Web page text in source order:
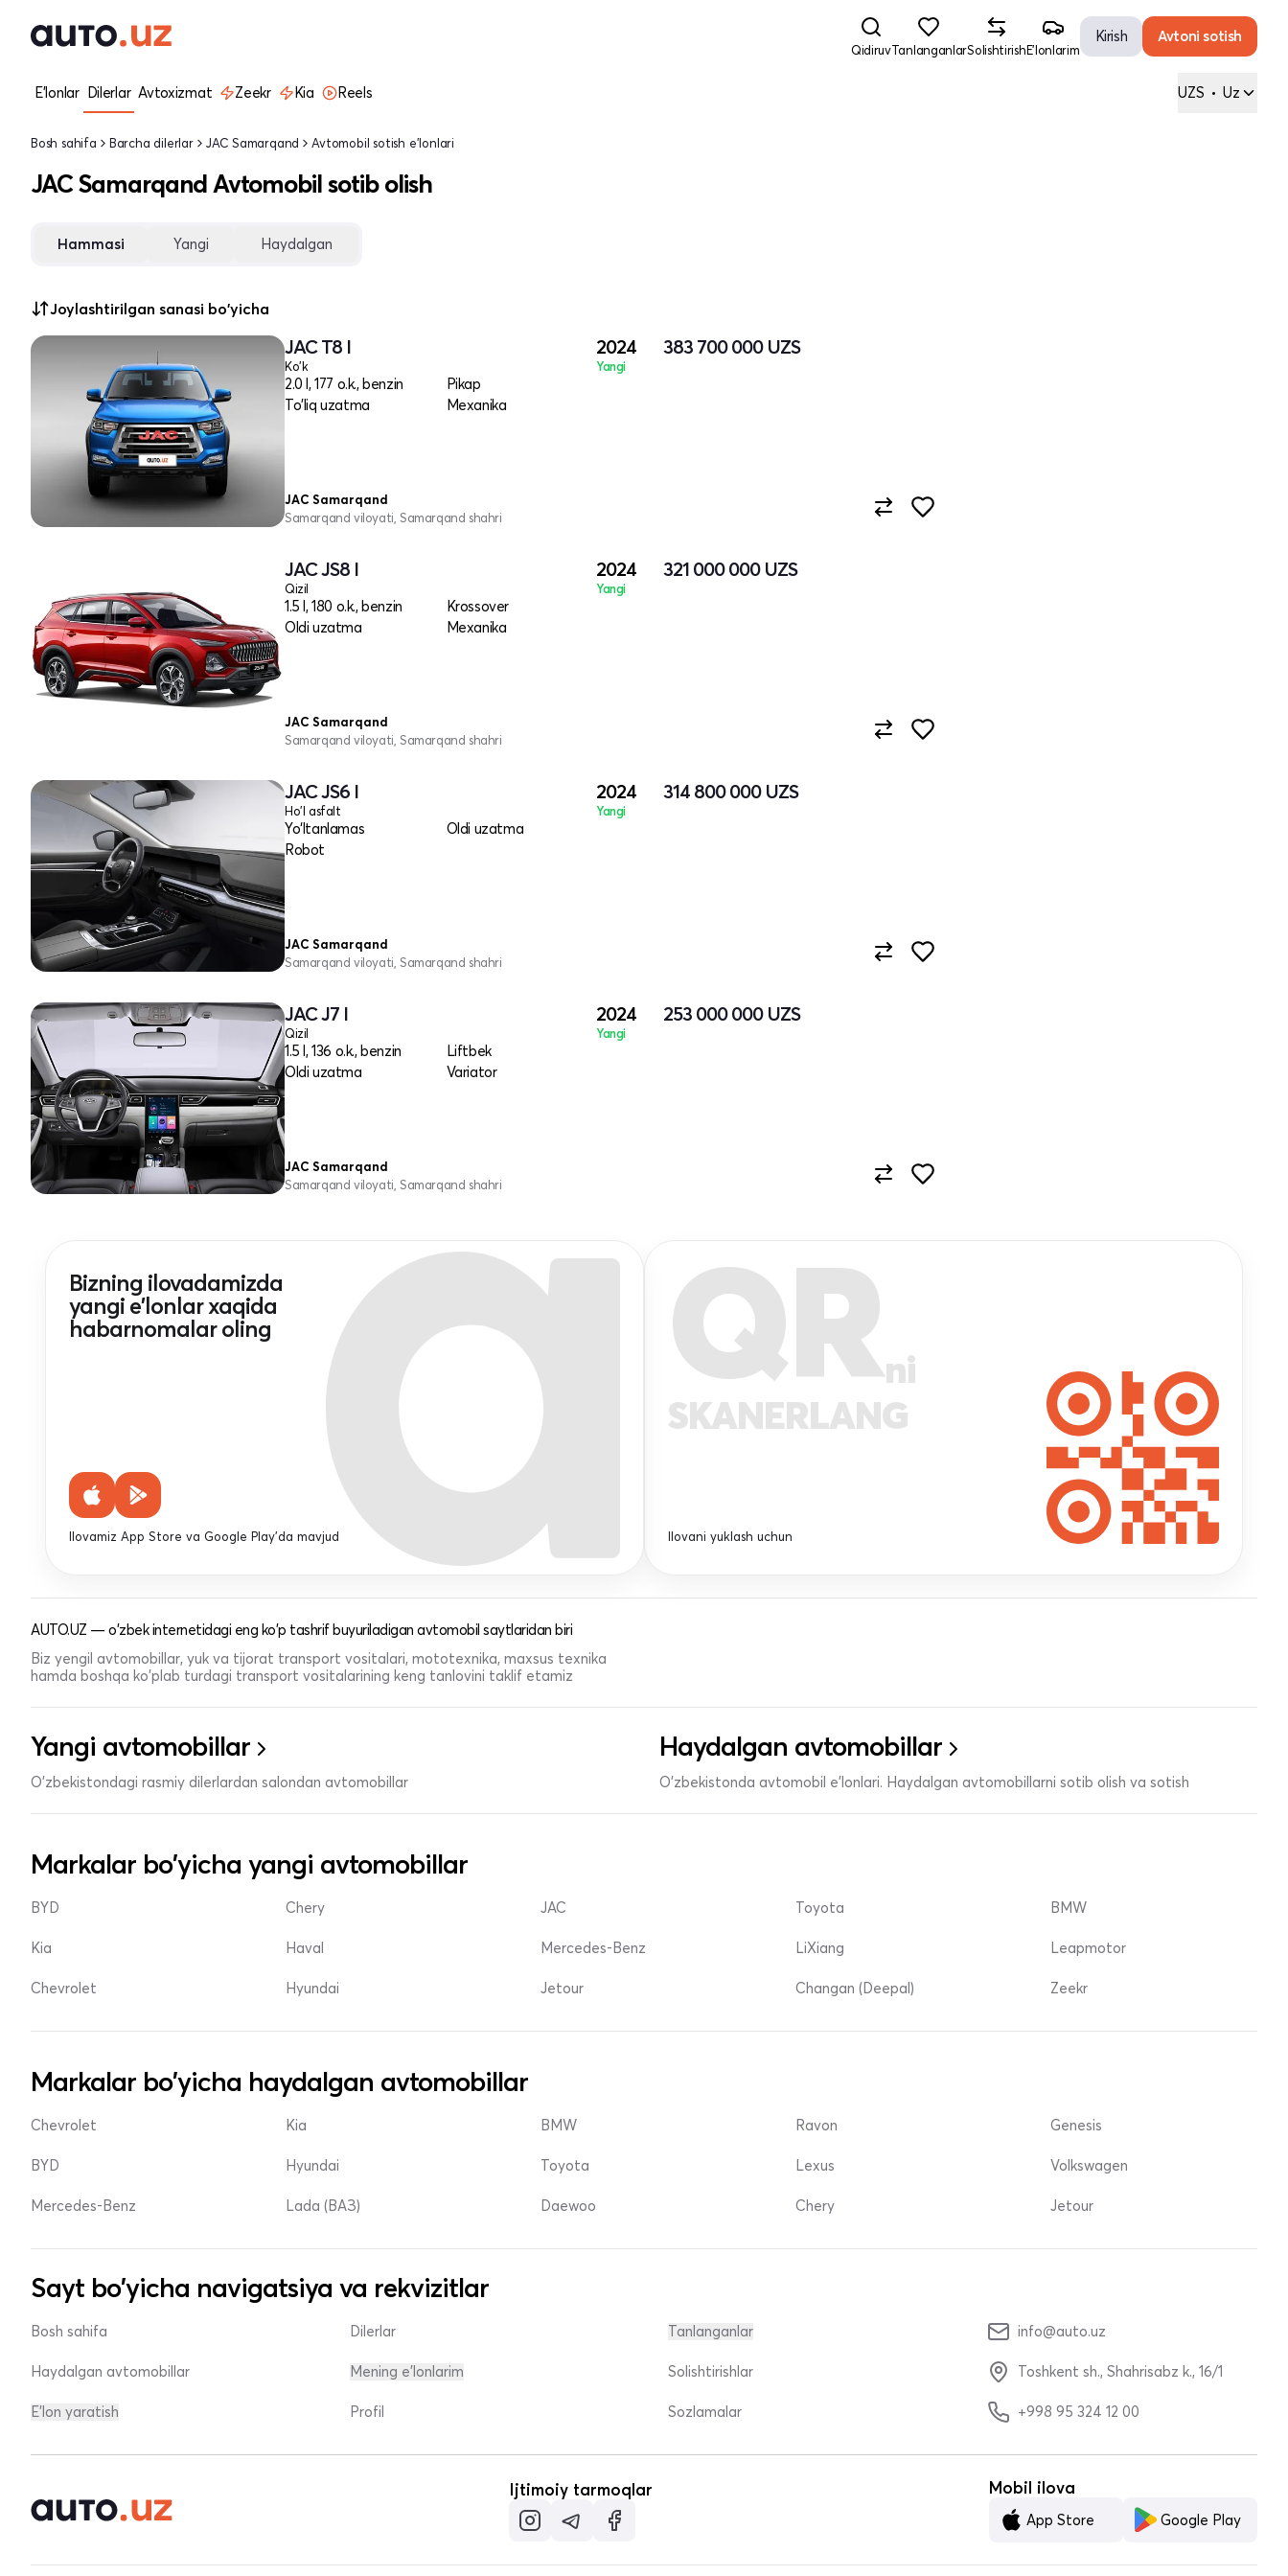
QidiruvTanlanganlarSolishtirishE'lonlarim
Kirish Avtoni sotish
E'lonlar Dilerlar Avtoxizmat Zeekr Kia Reels UZS • Uz
Bosh sahifa Barcha dilerlar JAC Samarqand Avtomobil sotish e'lonlari
JAC Samarqand Avtomobil sotib olish
Hammasi Yangi Haydalgan
Joylashtirilgan sanasi bo'yicha
JAC T8 I
Ko'k
2.0 l, 177 o.k., benzin
Pikap
To'liq uzatma
Mexanika
2024
Yangi
383 700 000 UZS
JAC Samarqand
Samarqand viloyati, Samarqand shahri
JAC JS8 I
Qizil
1.5 l, 180 o.k., benzin
Krossover
Oldi uzatma
Mexanika
2024
Yangi
321 000 000 UZS
JAC Samarqand
Samarqand viloyati, Samarqand shahri
JAC JS6 I
Ho'l asfalt
Yo‘ltanlamas
Oldi uzatma
Robot
2024
Yangi
314 800 000 UZS
JAC Samarqand
Samarqand viloyati, Samarqand shahri
JAC J7 I
Qizil
1.5 l, 136 o.k., benzin
Liftbek
Oldi uzatma
Variator
2024
Yangi
253 000 000 UZS
JAC Samarqand
Samarqand viloyati, Samarqand shahri
Bizning ilovadamizda
yangi e'lonlar xaqida
habarnomalar oling
Ilovamiz App Store va Google Play'da mavjud
QRni
SKANERLANG
Ilovani yuklash uchun
AUTO.UZ — o'zbek internetidagi eng ko'p tashrif buyuriladigan avtomobil saytlaridan biri
Biz yengil avtomobillar, yuk va tijorat transport vositalari, mototexnika, maxsus texnika
hamda boshqa ko'plab turdagi transport vositalarining keng tanlovini taklif etamiz
Yangi avtomobillar
O'zbekistondagi rasmiy dilerlardan salondan avtomobillar
Haydalgan avtomobillar
O'zbekistonda avtomobil e’lonlari. Haydalgan avtomobillarni sotib olish va sotish
Markalar bo'yicha yangi avtomobillar
BYD
Kia
Chevrolet
Chery
Haval
Hyundai
JAC
Mercedes-Benz
Jetour
Toyota
LiXiang
Changan (Deepal)
BMW
Leapmotor
Zeekr
Markalar bo'yicha haydalgan avtomobillar
Chevrolet
BYD
Mercedes-Benz
Kia
Hyundai
Lada (ВАЗ)
BMW
Toyota
Daewoo
Ravon
Lexus
Chery
Genesis
Volkswagen
Jetour
Sayt bo'yicha navigatsiya va rekvizitlar
Bosh sahifa
Haydalgan avtomobillar
E'lon yaratish
Dilerlar
Mening e'lonlarim
Profil
Tanlanganlar
Solishtirishlar
Sozlamalar
info@auto.uz
Toshkent sh., Shahrisabz k., 16/1
+998 95 324 12 00
Ijtimoiy tarmoqlar Mobil ilova
App Store Google Play